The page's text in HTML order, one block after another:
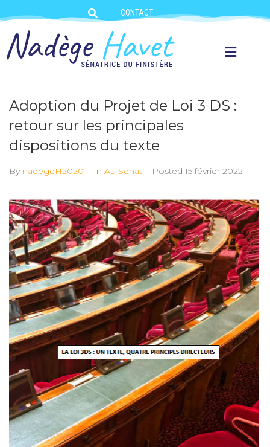
CONTACT
Adoption du Projet de Loi 3 DS :
retour sur les principales
dispositions du texte
By nadegeH2020 In Au Sénat Posted 15 février 2022